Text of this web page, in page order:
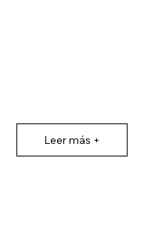
Leer más +